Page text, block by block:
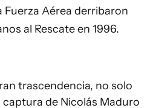
Fuerza Aérea derribaron
al Rescate en 1996.
trascendencia, no solo
de Nicolás Maduro